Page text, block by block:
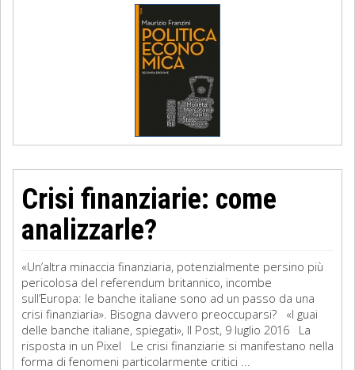
Crisi finanziarie: come
analizzarle?
«Un’altra minaccia finanziaria, potenzialmente persino più
pericolosa del referendum britannico, incombe
sull’Europa: le banche italiane sono ad un passo da una
crisi finanziaria». Bisogna davvero preoccuparsi? «I guai
delle banche italiane, spiegati», Il Post, 9 luglio 2016 La
risposta in un Pixel Le crisi finanziarie si manifestano nella
forma di fenomeni particolarmente critici ...